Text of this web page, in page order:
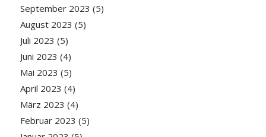
September 2023 (5)
August 2023 (5)
Juli 2023 (5)
Juni 2023 (4)
Mai 2023 (5)
April 2023 (4)
März 2023 (4)
Februar 2023 (5)